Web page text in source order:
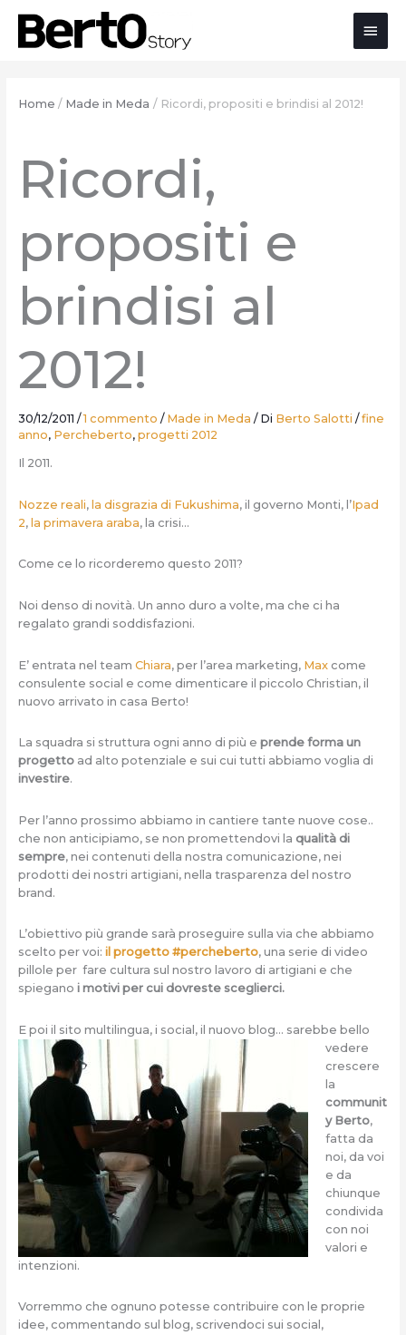
contenuto
navigazione
contenuto
Home Made in Meda Ricordi, propositi e brindisi al 2012!
Ricordi,
propositi e
brindisi al
2012!
30/12/2011 /1 commento / Made in Meda / Di Berto Salotti /fine
anno, Percheberto, progetti 2012
Il 2011.
Nozze reali, la disgrazia di Fukushima, il governo Monti, l’Ipad
2, la primavera araba, la crisi…
Come ce lo ricorderemo questo 2011?
Noi denso di novità. Un anno duro a volte, ma che ci ha
regalato grandi soddisfazioni.
E’ entrata nel team Chiara, per l’area marketing, Maxcome
consulente social e come dimenticare il piccolo Christian, il
nuovo arrivato in casa Berto!
La squadra si struttura ogni anno di più e prende forma un
progettoad alto potenziale e sui cui tutti abbiamo voglia di
investire.
Per l’anno prossimo abbiamo in cantiere tante nuove cose..
che non anticipiamo, se non promettendovi la qualità di
sempre, nei contenuti della nostra comunicazione, nei
prodotti dei nostri artigiani, nella trasparenza del nostro
brand.
L’obiettivo più grande sarà proseguire sulla via che abbiamo
scelto per voi: il progetto #percheberto, una serie di video
pillole per fare cultura sul nostro lavoro di artigiani e che
spiegano i motivi per cui dovreste sceglierci.
E poi il sito multilingua, i social, il nuovo blog… sarebbe bello
vedere
crescere
la
communit
y Berto,
fatta da
noi, da voi
e da
chiunque
condivida
con noi
valori e
intenzioni.
Vorremmo che ognuno potesse contribuire con le proprie
idee, commentando sul blog, scrivendoci sui social,